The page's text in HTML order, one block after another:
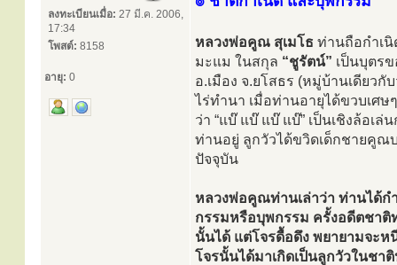
ลงทะเบียนเมื่อ: 27 มี.ค. 2006,
17:34
โพสต์: 8158
อายุ: 0
หลวงพ่อคูณ สุเมโธ ท่านถือกำเ
มะแม ในสกุล “ชูรัตน์” เป็นบุตรข
อ.เมือง จ.ยโสธร (หมู่บ้านเดียว
ไร่ทำนา เมื่อท่านอายุได้ขวบเศษ
ว่า “แบ๊ แบ๊ แบ๊ แบ๊” เป็นเชิงล้อ
ท่านอยู่ ลูกวัวได้ขวิดเด็กชายคูณ
ปัจจุบัน
หลวงพ่อคูณท่านเล่าว่า ท่านได้ก
กรรมหรือบุพกรรม ครั้งอดีตชาติ
นั้นได้ แต่โจรดื้อดึง พยายามจะ
โจรนั้นได้มาเกิดเป็นลูกวัวในชา